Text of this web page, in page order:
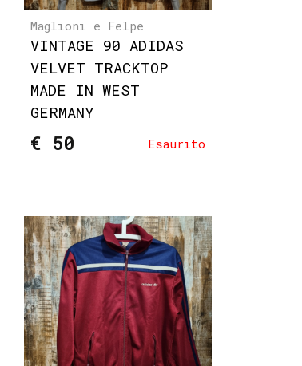
Maglioni e Felpe
VINTAGE 90 ADIDAS
VELVET TRACKTOP
MADE IN WEST
GERMANY
€ 50 Esaurito